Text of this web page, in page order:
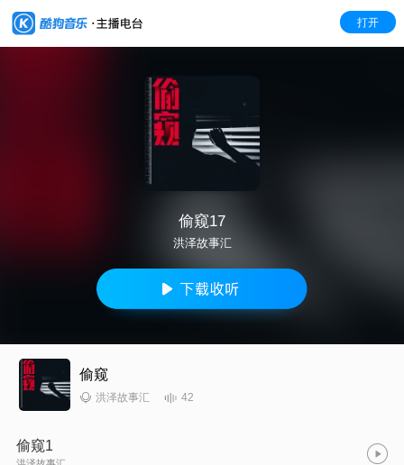
打开
偷窥17
洪泽故事汇
偷窥
洪泽故事汇 42
偷窥1